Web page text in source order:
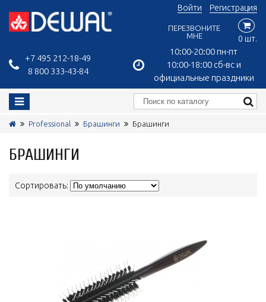
+7 495 212-18-49
8 800 333-43-84
10:00-20:00 пн-пт
10:00-18:00 сб-вс и
официальные праздники
Войти Регистрация
ПЕРЕЗВОНИТЕ
МНЕ
0 шт.
Professional Брашинги Брашинги
БРАШИНГИ
Сортировать: